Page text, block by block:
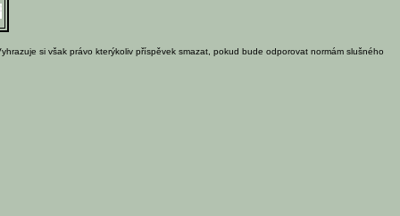
si však právo kterýkoliv příspěvek smazat, pokud bude odporovat normám slušného